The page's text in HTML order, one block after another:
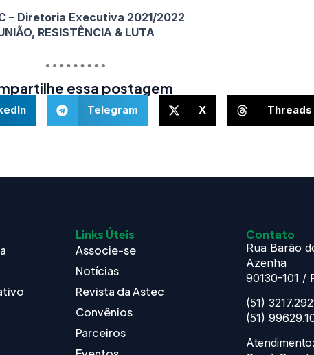
– Diretoria Executiva 2021/2022
RESISTÊNCIA & LUTA
essa postagem
Telegram X Threads
Links Úteis
Associe-se
Notícias
Revista da Astec
Convênios
Parceiros
Contato
Rua Barão
Azenha
90130-101 /
(51)
(51)
Atendimento: